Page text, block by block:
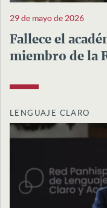
29 de mayo de 2026
Fallece el
miembro de la
LENGUAJE CLARO